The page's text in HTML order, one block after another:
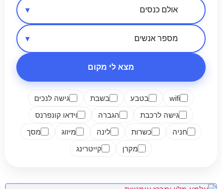
אזור בארץ
סיווג מקום
מספר אנשים
מצא לי מקום
wifi בטבע בשבת
גישה לנכים
גישה לרכבת
הגברה
וידאו קונפרנס
חניה
כשרות לינה מיזוג
מסך
מקרן
קייטרינג